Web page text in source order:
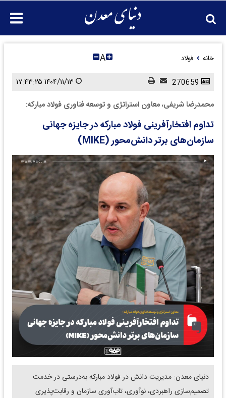
خانه فولاد A
محمدرضا شریفی، معاون استراتژی و توسعه فناوری فولاد مبارکه:
تداوم افتخارآفرینی فولاد مبارکه در جایزه جهانی
سازمان‌های برتر دانش‌محور (MIKE)
دنیای معدن: مدیریت دانش در فولاد مبارکه به‌درستی در خدمت
تصمیم‌سازی راهبردی، نوآوری، تاب‌آوری سازمان و رقابت‌پذیری